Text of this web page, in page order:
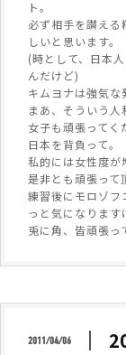
ト。
必ず相手を讃え
しいと思います。
(時として、日本
んだけど)
キムヨナは強気な
まあ、そういう人
女子も頑張ってく
日本を背負って。
私的には女性度が
是非とも頑張って
練習後にモロゾフ
っと気になります
兎に角、皆頑張っ
2011/04/06